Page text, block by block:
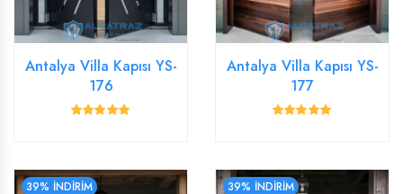
Antalya Villa Kapısı YS-
176
Antalya Villa Kapısı YS-
177
39% İNDİRİM 39% İNDİRİM